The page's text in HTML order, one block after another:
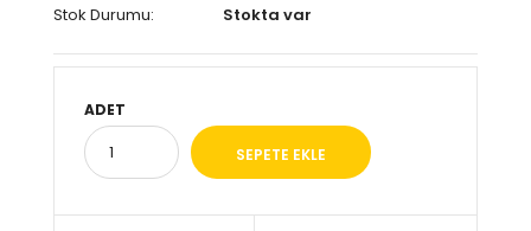
Stok Durumu:
Stokta var
ADET